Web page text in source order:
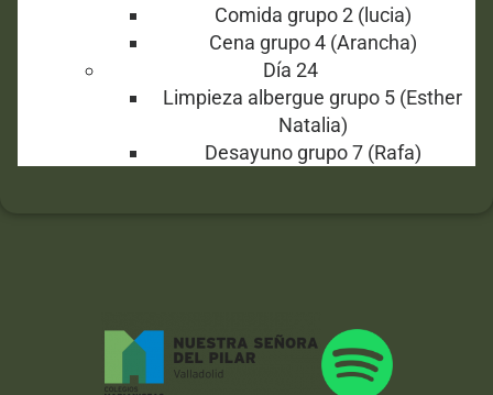
Comida grupo 2 (lucia)
Cena grupo 4 (Arancha)
Día 24
Limpieza albergue grupo 5 (Esther
Natalia)
Desayuno grupo 7 (Rafa)